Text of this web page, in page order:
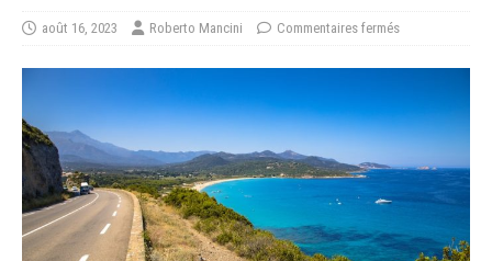
août 16, 2023 Roberto Mancini Commentaires fermés